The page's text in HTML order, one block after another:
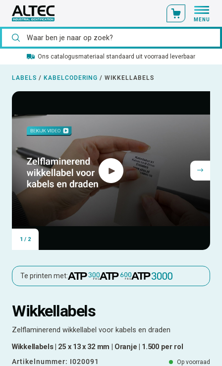
MENU
Ons catalogusmateriaal standaard uit voorraad leverbaar
LABELS / KABELCODERING / WIKKELLABELS
1 / 2
Te printen met:
Wikkellabels
Zelflaminerend wikkellabel voor kabels en draden
Wikkellabels | 25 x 13 x 32 mm | Oranje | 1.500 per rol
Artikelnummer: I020091 Op voorraad